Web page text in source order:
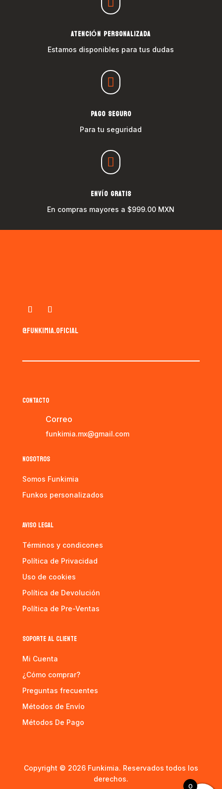
ATENCIÓN PERSONALIZADA
Estamos disponibles para tus dudas

PAGO SEGURO
Para tu seguridad

ENVÍO GRATIS
En compras mayores a $999.00 MXN
@funkimia.oficial
CONTACTO
Correo
funkimia.mx@gmail.com
NOSOTROS
Somos Funkimia
Funkos personalizados
AVISO LEGAL
Términos y condicones
Política de Privacidad
Uso de cookies
Política de Devolución
Política de Pre-Ventas
SOPORTE AL CLIENTE
Mi Cuenta
¿Cómo comprar?
Preguntas frecuentes
Métodos de Envío
Métodos De Pago
Copyright © 2026 Funkimia. Reservados todos los
derechos.
0